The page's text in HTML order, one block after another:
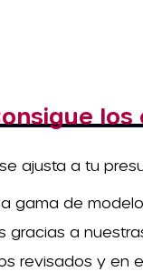
ajusta a tu
gama de
gracias a
revisados y en